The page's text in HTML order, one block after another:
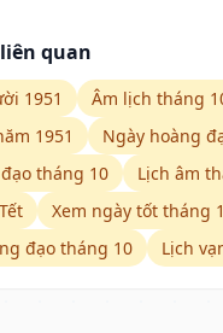
quan
1951
Âm lịch tháng
1951
Ngày hoàng
tháng 10
Lịch âm
Xem ngày tốt tháng
đạo tháng 10
Lịch